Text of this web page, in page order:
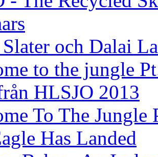
och Dalai
to the jungle
HLSJO 2013
To The Jungle
Has Landed